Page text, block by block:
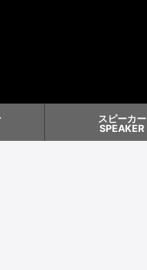
スピーカー
SPEAKER